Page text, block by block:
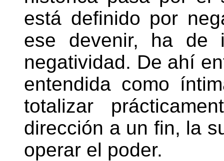
está definido por
ese devenir, ha de
negatividad. De ahí
entendida como
totalizar
dirección a un fin, la
operar el poder.